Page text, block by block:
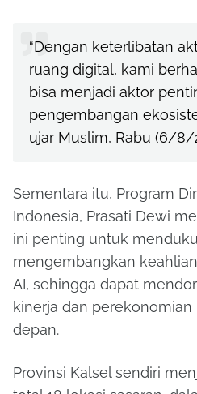
“Dengan keterlibatan
ruang digital, kami
bisa menjadi aktor
pengembangan
ujar Muslim, Rabu (6/8/
Sementara itu, Program
Indonesia, Prasati Dewi
ini penting untuk
mengembangkan
AI, sehingga dapat
kinerja dan perekonomian
depan.
Provinsi Kalsel sendiri